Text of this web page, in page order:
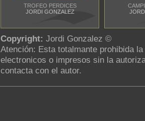
TROFEO PERDICES
JORDI GONZALEZ
Copyright: Jordi Gonzalez ©
Atención: Esta totalmante prohibida
electronicos o impresos sin la
contacta con el autor.